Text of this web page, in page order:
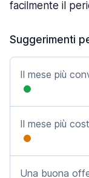
facilmente il
Suggerimenti
Il mese più
Il mese più
Una buona